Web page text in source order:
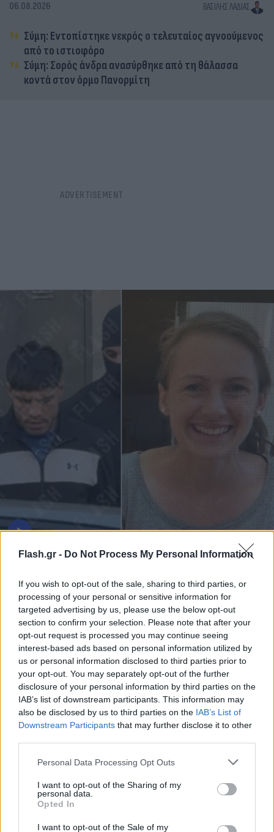
Flash.gr - Do Not Process My Personal Information
If you wish to opt-out of the sale, sharing to third parties, or
processing of your personal or sensitive information for
targeted advertising by us, please use the below opt-out
section to confirm your selection. Please note that after your
opt-out request is processed you may continue seeing
interest-based ads based on personal information utilized by
us or personal information disclosed to third parties prior to
your opt-out. You may separately opt-out of the further
disclosure of your personal information by third parties on the
IAB’s list of downstream participants. This information may
also be disclosed by us to third parties on the IAB’s List of
Downstream Participants that may further disclose it to other
Please note that this website/app uses one or more Google
not limited to your visit or usage behaviour. You may click to
grant or deny consent to Google and its third-party tags to
use your data for below specified purposes in below Google
consent section.
Personal Data Processing Opt Outs
I want to opt-out of the Sharing of my
personal data.
Opted In
I want to opt-out of the Sale of my
06.08.2026 ΒΑΣΊΛΗΣ ΛΑΔΙΆΣ
Σύμη: Εντοπίστηκε νεκρός ο τελευταίος αγνοούμενος
από το ιστιοφόρο
Σύμη: Σορός άνδρα ανασύρθηκε από τη θάλασσα
κοντά στον όρμο Πανορμίτη
Αφγανός - Οι ισχυρισμοί για τον άγνωστο
ηλικιωμένο
06.08.2026 ΓΙΆΝΝΗΣ ΤΣΟΎΡΤΗΣ